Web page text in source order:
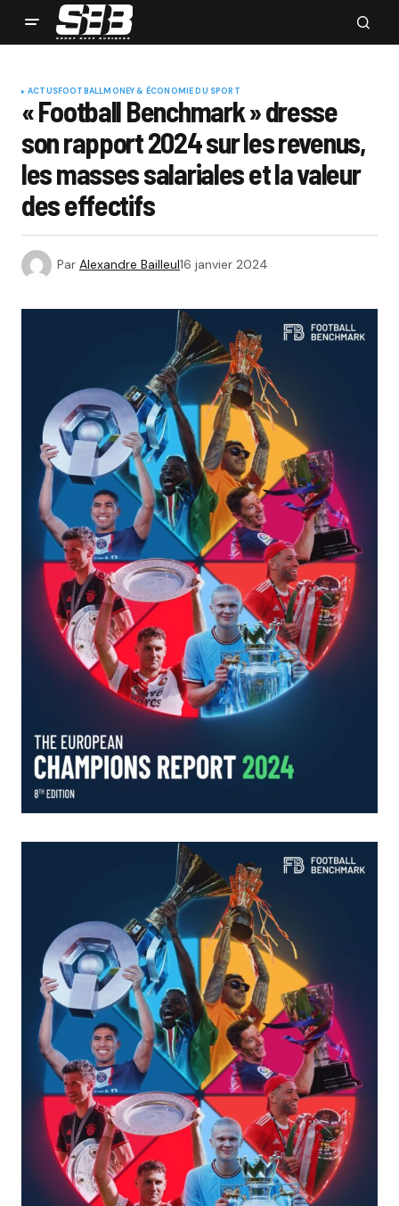
ACTUSFOOTBALLMONEY & ÉCONOMIE DU SPORT
« Football Benchmark » dresse
son rapport 2024 sur les revenus,
les masses salariales et la valeur
des effectifs
Par Alexandre Bailleul16 janvier 2024